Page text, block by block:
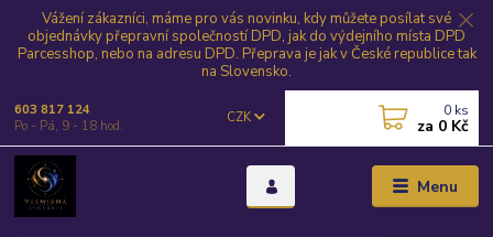
Vážení zákazníci, máme pro vás novinku, kdy můžete posílat své
objednávky přepravní společností DPD, jak do výdejního místa DPD
Parcesshop, nebo na adresu DPD. Přeprava je jak v České republice tak
na Slovensko.
Menu
CZK
603 817 124
Po - Pá, 9 - 18 hod.
0 ks
za 0 Kč